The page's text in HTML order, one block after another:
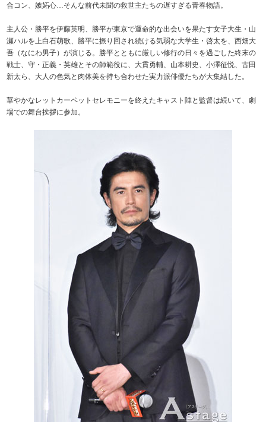
合コン、嫉妬心…そんな前代未聞の救世主たちの遅すぎる青春物語。
主人公・勝平を伊藤英明、勝平が東京で運命的な出会いを果たす女子大生・山
瀬ハルを上白石萌歌、勝平に振り回され続ける気弱な大学生・啓太を、西畑大
吾（なにわ男子）が演じる。勝平とともに厳しい修行の日々を過ごした終末の
戦士、守・正義・英雄とその師範役に、大貫勇輔、山本耕史、小澤征悦、古田
新太ら、大人の色気と肉体美を持ち合わせた実力派俳優たちが大集結した。
華やかなレットカーペットセレモニーを終えたキャスト陣と監督は続いて、劇
場での舞台挨拶に参加。